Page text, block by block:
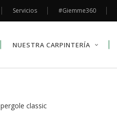
Servicios #Giemme360
NUESTRA CARPINTERÍA
pergole classic